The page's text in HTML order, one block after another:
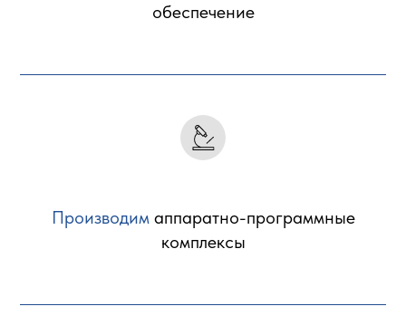
обеспечение
Производим аппаратно-программные
комплексы